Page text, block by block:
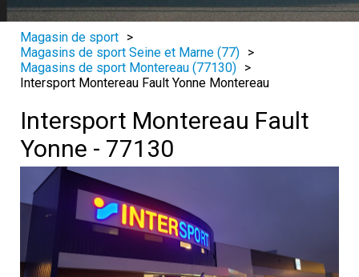
Magasin de sport >
Magasins de sport Seine et Marne (77) >
Magasins de sport Montereau (77130) >
Intersport Montereau Fault Yonne Montereau
Intersport Montereau Fault
Yonne - 77130